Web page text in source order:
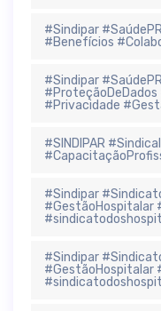
#Sindipar
#Benefícios
#Sindipar
#Privacidade
#SINDIPAR
#Sindipar
#GestãoHospitalar
#Sindipar
#GestãoHospitalar